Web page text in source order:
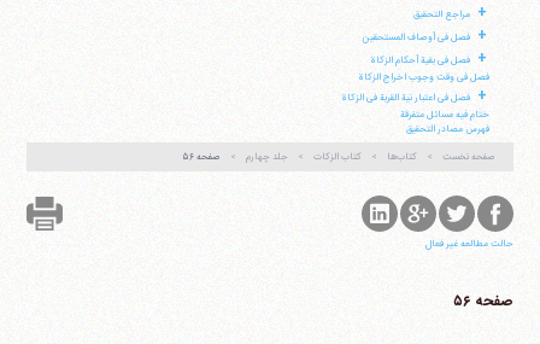
+ مراجع التحقیق
+ فصل فی أوصاف المستحقین
+
فصل فی بقیة أحکام الزکاة
فصل فی وقت وجوب اخراج الزکاة
+
فصل فی اعتبار نیة القربة فی الزکاة
ختام فیه مسائل متفرقة
فهرس مصادر التحقیق
صفحه نخست
کتاب‌ها کتاب الزکات جلد چهارم صفحه ۵۶
حالت مطالعه غیر فعال
صفحه ۵۶